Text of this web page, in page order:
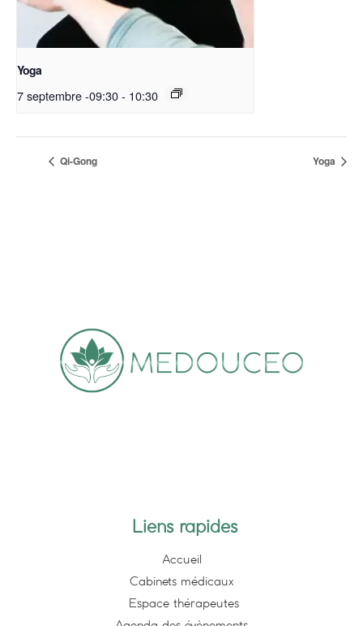
Yoga
7 septembre -09:30- 10:30
Qi-Gong Yoga
Liens rapides
Accueil
Cabinets médicaux
Espace thérapeutes